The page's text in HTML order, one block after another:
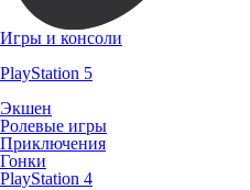
Игры и консоли
PlayStation 5
Экшен
Ролевые игры
Приключения
Гонки
PlayStation 4